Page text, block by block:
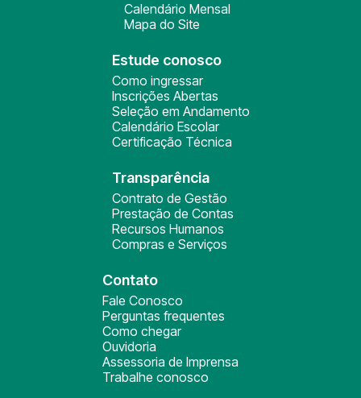
Calendário Mensal
Mapa do Site
Estude conosco
Como ingressar
Inscrições Abertas
Seleção em Andamento
Calendário Escolar
Certificação Técnica
Transparência
Contrato de Gestão
Prestação de Contas
Recursos Humanos
Compras e Serviços
Contato
Fale Conosco
Perguntas frequentes
Como chegar
Ouvidoria
Assessoria de Imprensa
Trabalhe conosco